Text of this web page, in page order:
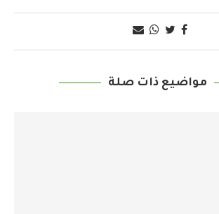
مواضيع ذات صلة